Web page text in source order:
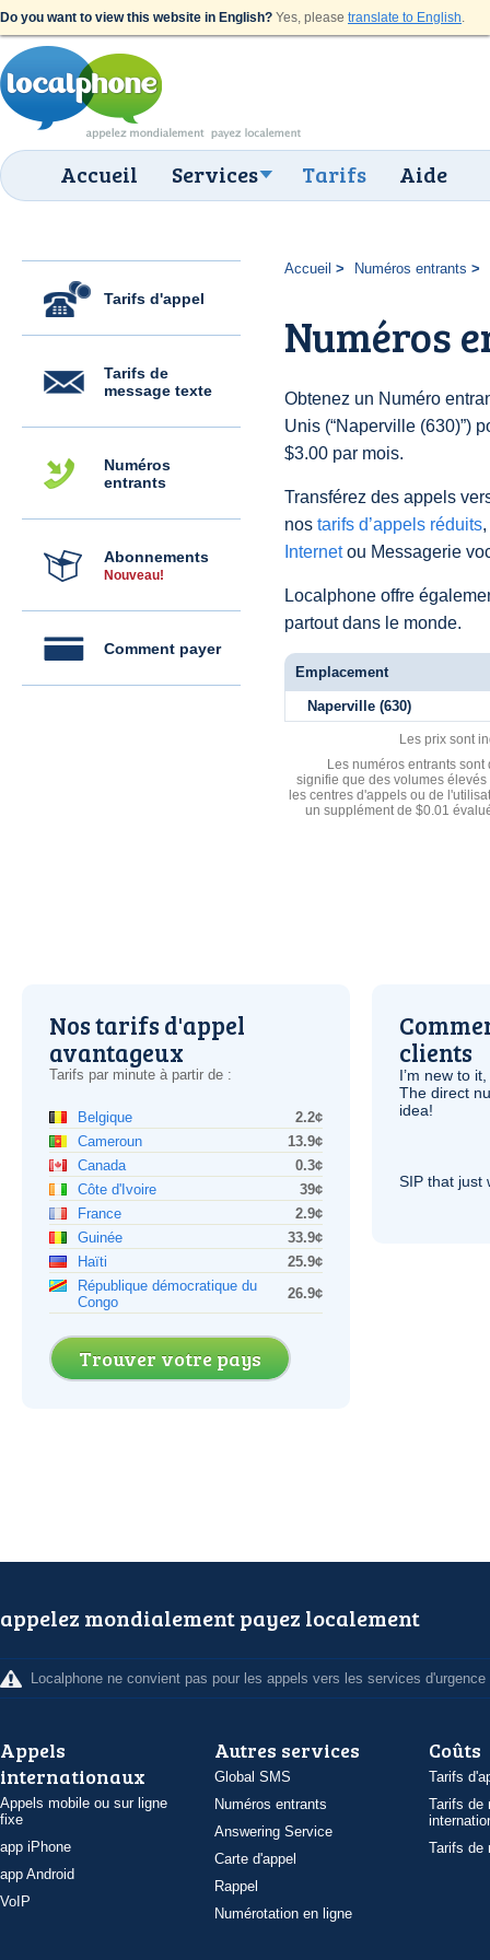
Do you want to view this website in English? Yes, please translate to English.
Accueil Services Tarifs Aide
Tarifs d'appel
Tarifs de
message texte
Numéros
entrants
Abonnements
Nouveau!
Comment payer
Accueil Numéros entrants
Numéros
Obtenez un Numéro
Unis (“Naperville (630)”)
$3.00 par mois.
Transférez des appels
nos tarifs d’appels réduits
Internetou Messagerie
Localphone offre
partout dans le monde.
Emplacement
Naperville (630)
Les prix sont
Les numéros entrants
signifie que des volumes
les centres d'appels ou de
un supplément de $0.01
Nos tarifs d'appel
avantageux
Tarifs par minute à partir de :
Belgique
2.2¢
Cameroun
13.9¢
Canada
0.3¢
Côte d'Ivoire
39¢
France
2.9¢
Guinée
33.9¢
Haïti
25.9¢
République démocratique du
Congo
26.9¢
Trouver votre pays
clients
I’m new to
The direct
idea!
SIP that just
appelez mondialement payez localement
Localphone ne convient pas pour les appels vers les services d'urgence
Appels
internationaux
Appels mobile ou sur ligne
fixe
app iPhone
app Android
VoIP
Autres services
Global SMS
Numéros entrants
Answering Service
Carte d'appel
Rappel
Numérotation en ligne
Coûts
Tarifs
Tarifs de
Tarifs de